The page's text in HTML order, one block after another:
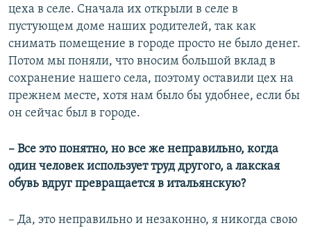
цеха в селе. Сначала их открыли в селе в
пустующем доме наших родителей, так как
снимать помещение в городе просто не было денег.
Потом мы поняли, что вносим большой вклад в
сохранение нашего села, поэтому оставили цех на
прежнем месте, хотя нам было бы удобнее, если бы
он сейчас был в городе.
– Все это понятно, но все же неправильно, когда
один человек использует труд другого, а лакская
обувь вдруг превращается в итальянскую?
– Да, это неправильно и незаконно, я никогда свою